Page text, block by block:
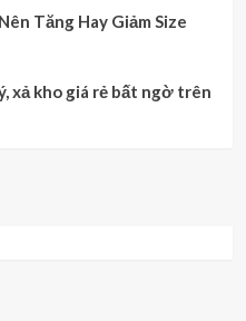
Tăng Hay Giảm Size
xả kho giá rẻ bất ngờ trên